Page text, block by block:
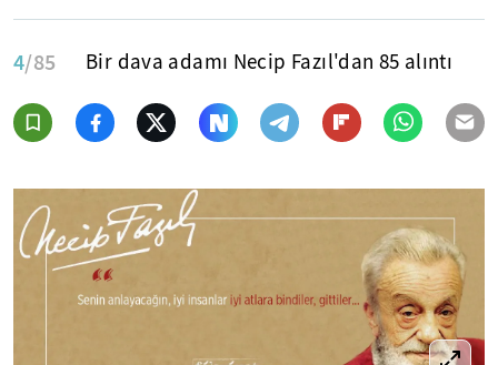
4/85 Bir dava adamı Necip Fazıl'dan 85 alıntı